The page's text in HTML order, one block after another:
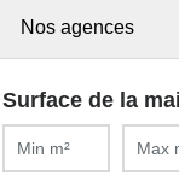
Nos agences
Surface de la